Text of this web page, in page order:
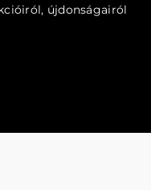
újdonságairól